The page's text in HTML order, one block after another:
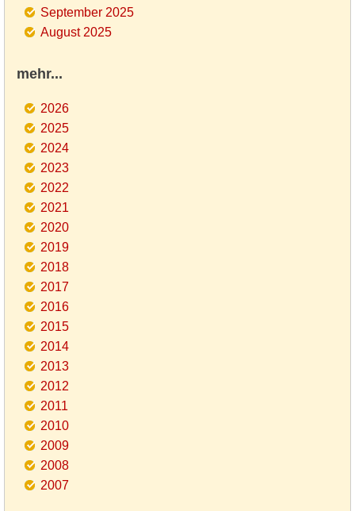
September 2025
August 2025
mehr...
2026
2025
2024
2023
2022
2021
2020
2019
2018
2017
2016
2015
2014
2013
2012
2011
2010
2009
2008
2007